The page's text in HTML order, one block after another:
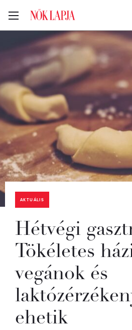
AKTUÁLIS
Hétvégi
Tökéletes
vegánok és
ehetik